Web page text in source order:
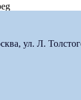
ул. Л.